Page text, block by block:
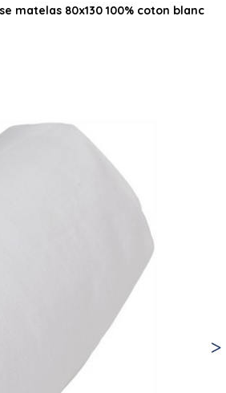
matelas 80x130 100% coton blanc